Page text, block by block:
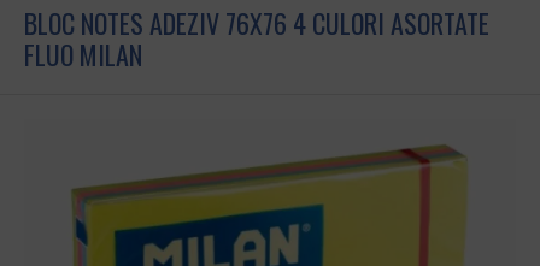
BLOC NOTES ADEZIV 76X76 4 CULORI ASORTATE
FLUO MILAN